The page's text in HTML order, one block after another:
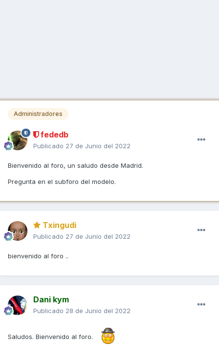
Administradores
fededb
Publicado 27 de Junio del 2022
Bienvenido al foro, un saludo desde Madrid.
Pregunta en el subforo del modelo.
Txingudi
Publicado 27 de Junio del 2022
bienvenido al foro ..
Dani kym
Publicado 28 de Junio del 2022
Saludos. Bienvenido al foro.